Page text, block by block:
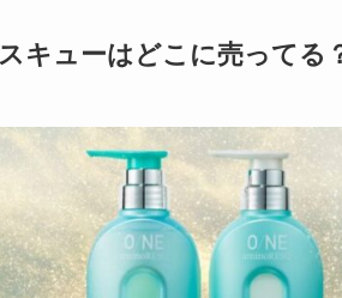
キューはどこに売ってる